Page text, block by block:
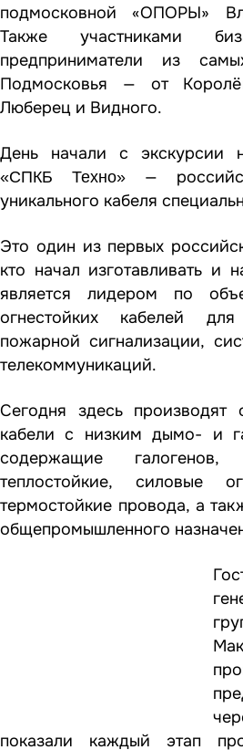
подмосковной «ОПОРЫ»
Также участниками
предприниматели из
Подмосковья — от
Люберец и Видного.
День начали с экскурсии
«СПКБ Техно» —
уникального кабеля
Это один из первых
кто начал изготавливать и
является лидером по
огнестойких кабелей
пожарной сигнализации,
телекоммуникаций.
Сегодня здесь производят
кабели с низким дымо- и
содержащие галогенов,
теплостойкие, силовые
термостойкие провода, а
общепромышленного
показали каждый этап